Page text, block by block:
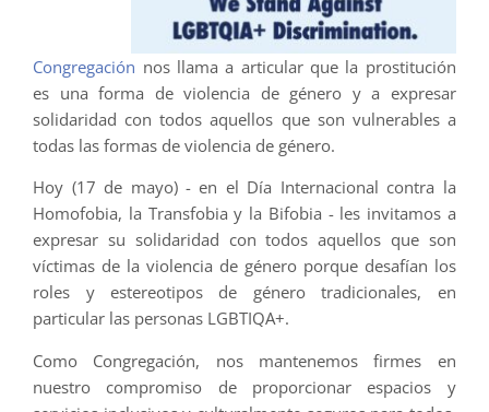
Congregación nos llama a articular que la prostitución
es una forma de violencia de género y a expresar
solidaridad con todos aquellos que son vulnerables a
todas las formas de violencia de género.
Hoy (17 de mayo) - en el Día Internacional contra la
Homofobia, la Transfobia y la Bifobia - les invitamos a
expresar su solidaridad con todos aquellos que son
víctimas de la violencia de género porque desafían los
roles y estereotipos de género tradicionales, en
particular las personas LGBTIQA+.
Como Congregación, nos mantenemos firmes en
nuestro compromiso de proporcionar espacios y